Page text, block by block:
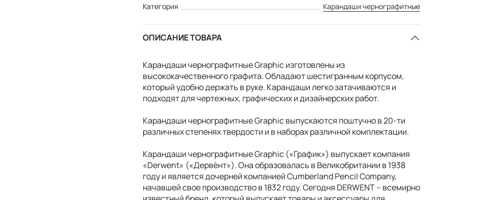
Категория
Карандаши чернографитные
ОПИСАНИЕ ТОВАРА
Карандаши чернографитные Graphic изготовлены из
высококачественного графита. Обладают шестигранным корпусом,
который удобно держать в руке. Карандаши легко затачиваются и
подходят для чертежных, графических и дизайнерских работ.
Карандаши чернографитные Graphic выпускаются поштучно в 20-ти
различных степенях твердости и в наборах различной комплектации.
Карандаши чернографитные Graphic («График») выпускает компания
«Derwent» («Дервѐнт»). Она образовалась в Великобритании в 1938
году и является дочерней компанией Cumberland Pencil Company,
начавшей свое производство в 1832 году. Сегодня DERWENT – всемирно